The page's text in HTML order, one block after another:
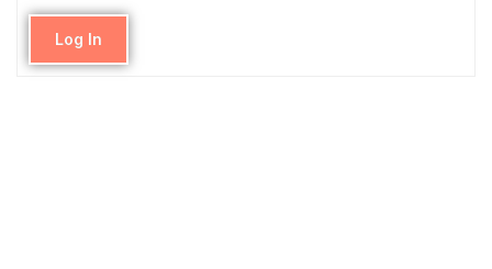
Log In